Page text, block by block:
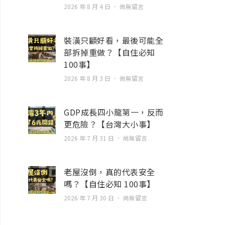
2026 年 8 月 4 日 尚無留言
裝潢只顧好看，最後可能全
部拆掉重做？【自住必知
100事】
2026 年 8 月 3 日 尚無留言
GDP成長四小龍第一，反而
更危險？【台灣大小事】
2026 年 7 月 31 日 尚無留言
老屋沒倒，真的代表安全
嗎？【自住必知 100事】
2026 年 7 月 30 日 尚無留言